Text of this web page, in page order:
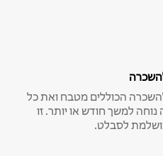
הכוללים מטבח ואת כל
נוחה למשך חודש או יותר. זו
לסבלט.